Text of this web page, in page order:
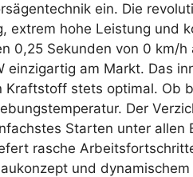
ein. Die
extrem hohe Leistung und
0,25 Sekunden von 0 km/
einzigartig am Markt. Das
stets optimal. Ob
Der
Starten unter
rasche
und